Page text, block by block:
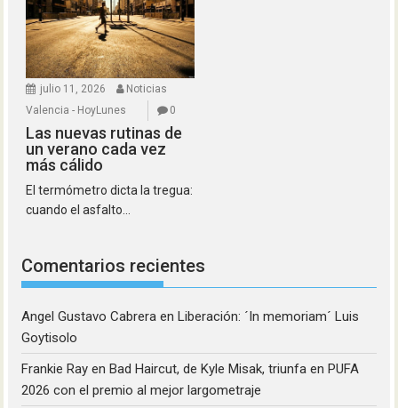
julio 11, 2026
Noticias
Valencia - HoyLunes
0
Las nuevas rutinas de
un verano cada vez
más cálido
El termómetro dicta la tregua:
cuando el asfalto...
Comentarios recientes
Angel Gustavo Cabrera enLiberación: ´In memoriam´ Luis
Goytisolo
Frankie Ray enBad Haircut, de Kyle Misak, triunfa en PUFA
2026 con el premio al mejor largometraje